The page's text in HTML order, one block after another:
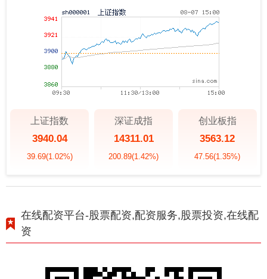
上证指数
3940.04
39.69(1.02%)
深证成指
14311.01
200.89(1.42%)
创业板指
3563.12
47.56(1.35%)
在线配资平台-股票配资,配资服务,股票投资,在线配
资